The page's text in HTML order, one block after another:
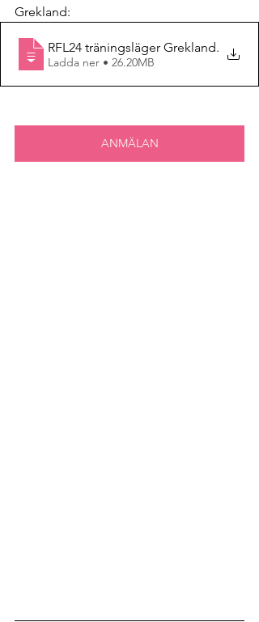
Grekland:
RFL24 träningsläger Grekland.
Ladda ner • 26.20MB
ANMÄLAN